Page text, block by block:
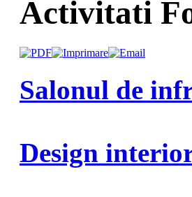
Activitati
Salonul de
Design